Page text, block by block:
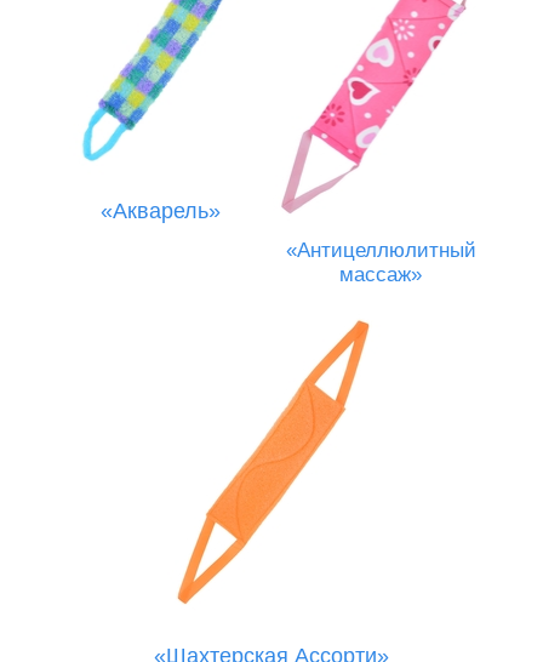
«Акварель»
«Антицеллюлитный
массаж»
«Шахтерская Ассорти»